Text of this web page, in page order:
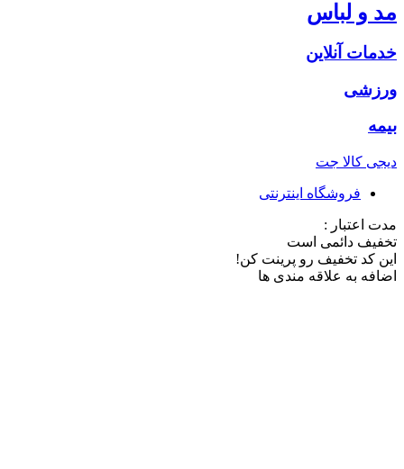
مد و لباس
خدمات آنلاین
ورزشی
بیمه
دیجی کالا جت
فروشگاه اینترنتی
مدت اعتبار :
تخفیف دائمی است
این کد تخفیف رو پرینت کن!
اضافه به علاقه مندی ها